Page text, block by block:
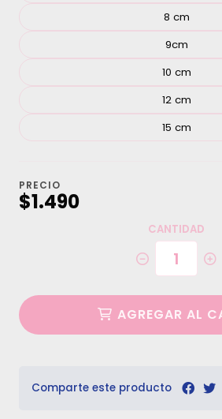
8 cm
9cm
10 cm
12 cm
15 cm
PRECIO
$1.490
CANTIDAD
AGREGAR AL
Comparte este producto